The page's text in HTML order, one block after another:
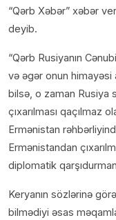
“Qərb Xəbər” xəbər
deyib.
“Qərb Rusiyanın
və əgər onun himayəsi
bilsə, o zaman Rusiya
çıxarılması qaçılmaz
Ermənistan
Ermənistandan
diplomatik
Keryanın sözlərinə
bilmədiyi əsas